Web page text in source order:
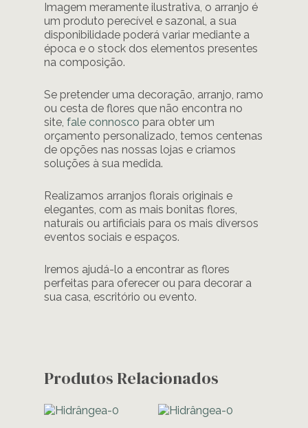
Imagem meramente ilustrativa, o arranjo é
um produto perecível e sazonal, a sua
disponibilidade poderá variar mediante a
época e o stock dos elementos presentes
na composição.
Se pretender uma decoração, arranjo, ramo
ou cesta de flores que não encontra no
site, fale connosco para obter um
orçamento personalizado, temos centenas
de opções nas nossas lojas e criamos
soluções à sua medida.
Realizamos arranjos florais originais e
elegantes, com as mais bonitas flores,
naturais ou artificiais para os mais diversos
eventos sociais e espaços.
Iremos ajudá-lo a encontrar as flores
perfeitas para oferecer ou para decorar a
sua casa, escritório ou evento.
Produtos Relacionados